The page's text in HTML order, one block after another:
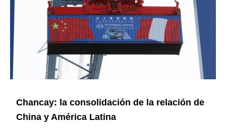
Chancay: la consolidación de la relación de
China y América Latina